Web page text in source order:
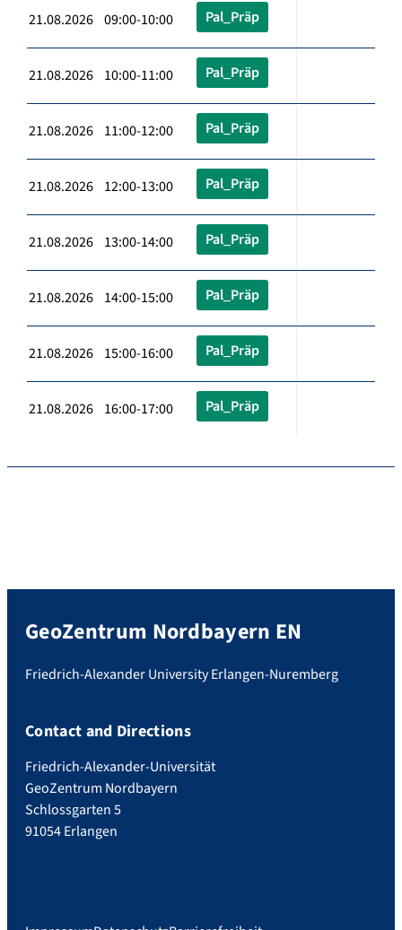
21.08.2026 09:00-10:00 Pal_Präp
21.08.2026 10:00-11:00 Pal_Präp
21.08.2026 11:00-12:00 Pal_Präp
21.08.2026 12:00-13:00 Pal_Präp
21.08.2026 13:00-14:00 Pal_Präp
21.08.2026 14:00-15:00 Pal_Präp
21.08.2026 15:00-16:00 Pal_Präp
21.08.2026 16:00-17:00 Pal_Präp
GeoZentrum Nordbayern EN
Friedrich-Alexander University Erlangen-Nuremberg
Contact and Directions
Friedrich-Alexander-Universität
GeoZentrum Nordbayern
Schlossgarten 5
91054 Erlangen